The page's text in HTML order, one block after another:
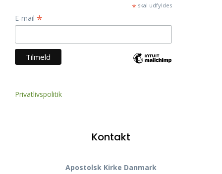
*skal udfyldes
E-mail *
Privatlivspolitik
Kontakt
Apostolsk Kirke Danmark